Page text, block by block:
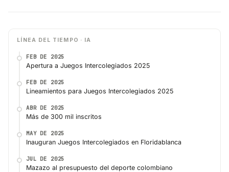
LÍNEA DEL TIEMPO · IA
FEB DE 2025
Apertura a Juegos Intercolegiados 2025
FEB DE 2025
Lineamientos para Juegos Intercolegiados 2025
ABR DE 2025
Más de 300 mil inscritos
MAY DE 2025
Inauguran Juegos Intercolegiados en Floridablanca
JUL DE 2025
Mazazo al presupuesto del deporte colombiano